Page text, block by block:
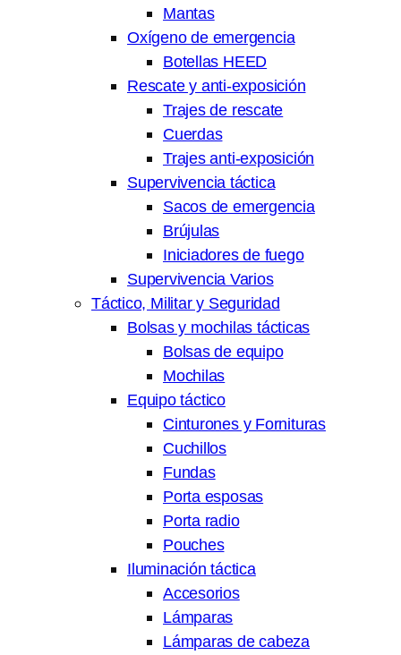
Mantas
Oxígeno de emergencia
Botellas HEED
Rescate y anti-exposición
Trajes de rescate
Cuerdas
Trajes anti-exposición
Supervivencia táctica
Sacos de emergencia
Brújulas
Iniciadores de fuego
Supervivencia Varios
Táctico, Militar y Seguridad
Bolsas y mochilas tácticas
Bolsas de equipo
Mochilas
Equipo táctico
Cinturones y Fornituras
Cuchillos
Fundas
Porta esposas
Porta radio
Pouches
Iluminación táctica
Accesorios
Lámparas
Lámparas de cabeza